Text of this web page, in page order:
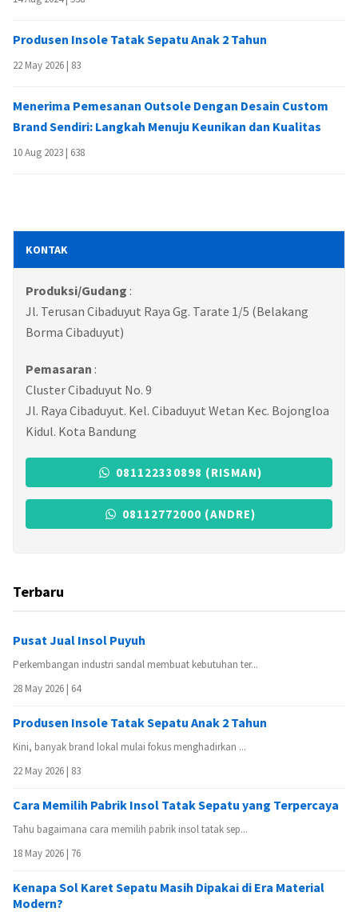
Produsen Insole Tatak Sepatu Anak 2 Tahun
22 May 2026 | 83
Menerima Pemesanan Outsole Dengan Desain Custom
Brand Sendiri: Langkah Menuju Keunikan dan Kualitas
10 Aug 2023 | 638
KONTAK
Produksi/Gudang :
Jl. Terusan Cibaduyut Raya Gg. Tarate 1/5 (Belakang
Borma Cibaduyut)
Pemasaran :
Cluster Cibaduyut No. 9
Jl. Raya Cibaduyut. Kel. Cibaduyut Wetan Kec. Bojongloa
Kidul. Kota Bandung
081122330898 (RISMAN)
08112772000 (ANDRE)
Terbaru
Pusat Jual Insol Puyuh
Perkembangan industri sandal membuat kebutuhan ter...
28 May 2026 | 64
Produsen Insole Tatak Sepatu Anak 2 Tahun
Kini, banyak brand lokal mulai fokus menghadirkan ...
22 May 2026 | 83
Cara Memilih Pabrik Insol Tatak Sepatu yang Terpercaya
Tahu bagaimana cara memilih pabrik insol tatak sep...
18 May 2026 | 76
Kenapa Sol Karet Sepatu Masih Dipakai di Era Material
Modern?